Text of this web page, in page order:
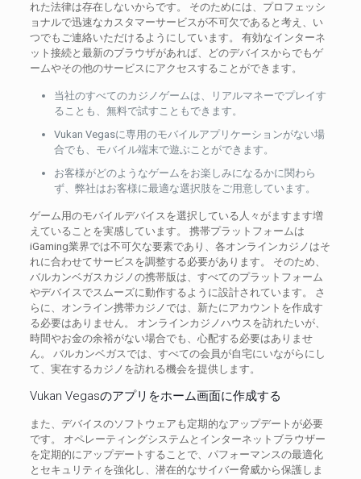
れた法律は存在しないからです。 そのためには、プロフェッシ
ョナルで迅速なカスタマーサービスが不可欠であると考え、い
つでもご連絡いただけるようにしています。 有効なインターネ
ット接続と最新のブラウザがあれば、どのデバイスからでもゲ
ームやその他のサービスにアクセスすることができます。
当社のすべてのカジノゲームは、リアルマネーでプレイす
ることも、無料で試すこともできます。
Vukan Vegasに専用のモバイルアプリケーションがない場
合でも、モバイル端末で遊ぶことができます。
お客様がどのようなゲームをお楽しみになるかに関わら
ず、弊社はお客様に最適な選択肢をご用意しています。
ゲーム用のモバイルデバイスを選択している人々がますます増
えていることを実感しています。 携帯プラットフォームは
iGaming業界では不可欠な要素であり、各オンラインカジノはそ
れに合わせてサービスを調整する必要があります。 そのため、
バルカンベガスカジノの携帯版は、すべてのプラットフォーム
やデバイスでスムーズに動作するように設計されています。 さ
らに、オンライン携帯カジノでは、新たにアカウントを作成す
る必要はありません。 オンラインカジノハウスを訪れたいが、
時間やお金の余裕がない場合でも、心配する必要はありませ
ん。 バルカンベガスでは、すべての会員が自宅にいながらにし
て、実在するカジノを訪れる機会を提供します。
Vukan Vegasのアプリをホーム画面に作成する
また、デバイスのソフトウェアも定期的なアップデートが必要
です。 オペレーティングシステムとインターネットブラウザー
を定期的にアップデートすることで、パフォーマンスの最適化
とセキュリティを強化し、潜在的なサイバー脅威から保護しま